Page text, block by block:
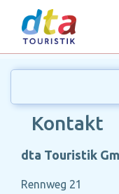
Kontakt
dta Touristik
Rennweg 21